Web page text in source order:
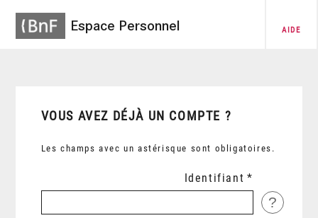
Espace Personnel AIDE
VOUS AVEZ DÉJÀ UN COMPTE ?
Les champs avec un astérisque sont obligatoires.
Identifiant
?